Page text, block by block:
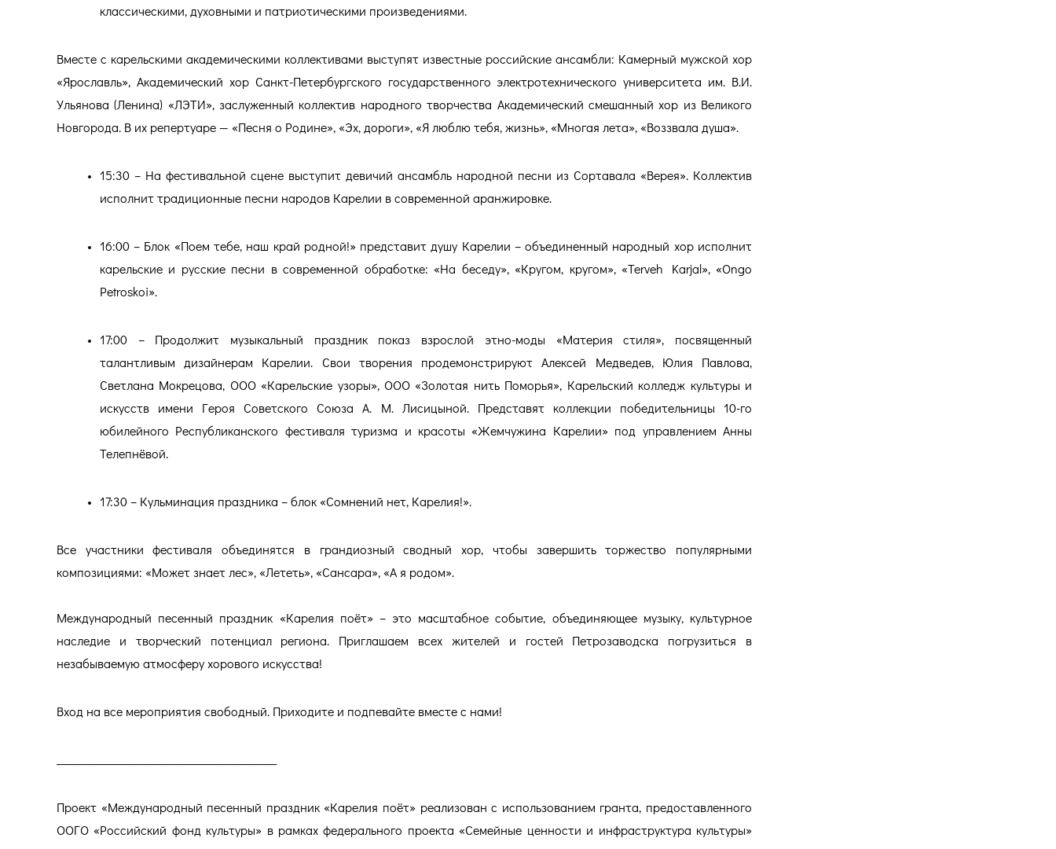
классическими, духовными и патриотическими произведениями.
Вместе с карельскими академическими коллективами выступят известные российские ансамбли: Камерный мужской хор
«Ярославль», Академический хор Санкт-Петербургского государственного электротехнического университета им. В.И.
Ульянова (Ленина) «ЛЭТИ», заслуженный коллектив народного творчества Академический смешанный хор из Великого
Новгорода. В их репертуаре — «Песня о Родине», «Эх, дороги», «Я люблю тебя, жизнь», «Многая лета», «Воззвала душа».
15:30 – На фестивальной сцене выступит девичий ансамбль народной песни из Сортавала «Верея». Коллектив
исполнит традиционные песни народов Карелии в современной аранжировке.
16:00 – Блок «Поем тебе, наш край родной!» представит душу Карелии – объединенный народный хор исполнит
карельские и русские песни в современной обработке: «На беседу», «Кругом, кругом», «Terveh Karjal», «Ongo
Petroskoi».
17:00 – Продолжит музыкальный праздник показ взрослой этно-моды «Материя стиля», посвященный
талантливым дизайнерам Карелии. Свои творения продемонстрируют Алексей Медведев, Юлия Павлова,
Светлана Мокрецова, ООО «Карельские узоры», ООО «Золотая нить Поморья», Карельский колледж культуры и
искусств имени Героя Советского Союза А. М. Лисицыной. Представят коллекции победительницы 10-го
юбилейного Республиканского фестиваля туризма и красоты «Жемчужина Карелии» под управлением Анны
Телепнёвой.
17:30 – Кульминация праздника – блок «Сомнений нет, Карелия!».
Все участники фестиваля объединятся в грандиозный сводный хор, чтобы завершить торжество популярными
композициями: «Может знает лес», «Лететь», «Сансара», «А я родом».
Международный песенный праздник «Карелия поёт» – это масштабное событие, объединяющее музыку, культурное
наследие и творческий потенциал региона. Приглашаем всех жителей и гостей Петрозаводска погрузиться в
незабываемую атмосферу хорового искусства!
Вход на все мероприятия свободный. Приходите и подпевайте вместе с нами!
Проект «Международный песенный праздник «Карелия поёт» реализован с использованием гранта, предоставленного
ООГО «Российский фонд культуры» в рамках федерального проекта «Семейные ценности и инфраструктура культуры»